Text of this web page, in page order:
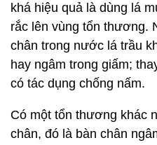
khá hiệu quả là dùng lá
rắc lên vùng tổn thương.
chân trong nước lá trầu
hay ngâm trong giấm;
có tác dụng chống nấm.
Có một tổn thương khác
chân, đó là bàn chân